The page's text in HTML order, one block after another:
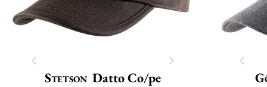
Stetson Datto Co/pe